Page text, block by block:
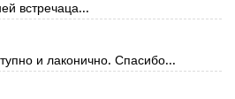
встречаца...
и лаконично. Спасибо...